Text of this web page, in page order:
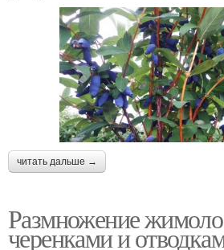
читать дальше →
Размножение
черенками и